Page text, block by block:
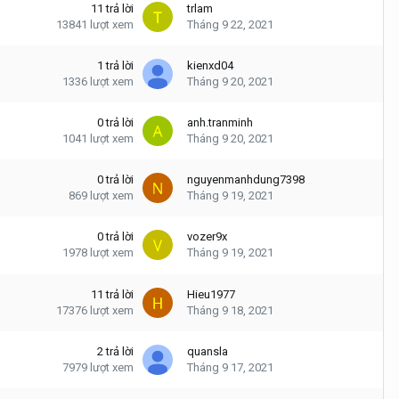
11 trả lời
13841 lượt xem
trlam
Tháng 9 22, 2021
1 trả lời
1336 lượt xem
kienxd04
Tháng 9 20, 2021
0 trả lời
1041 lượt xem
anh.tranminh
Tháng 9 20, 2021
0 trả lời
869 lượt xem
nguyenmanhdung7398
Tháng 9 19, 2021
0 trả lời
1978 lượt xem
vozer9x
Tháng 9 19, 2021
11 trả lời
17376 lượt xem
Hieu1977
Tháng 9 18, 2021
2 trả lời
7979 lượt xem
quansla
Tháng 9 17, 2021